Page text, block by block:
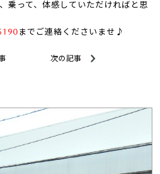
乗って、体感していただければと思
までご連絡くださいませ♪
次の記事